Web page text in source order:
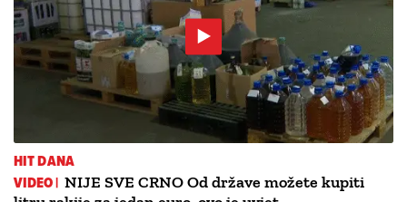
HIT DANA
VIDEO | NIJE SVE CRNO Od države možete kupiti